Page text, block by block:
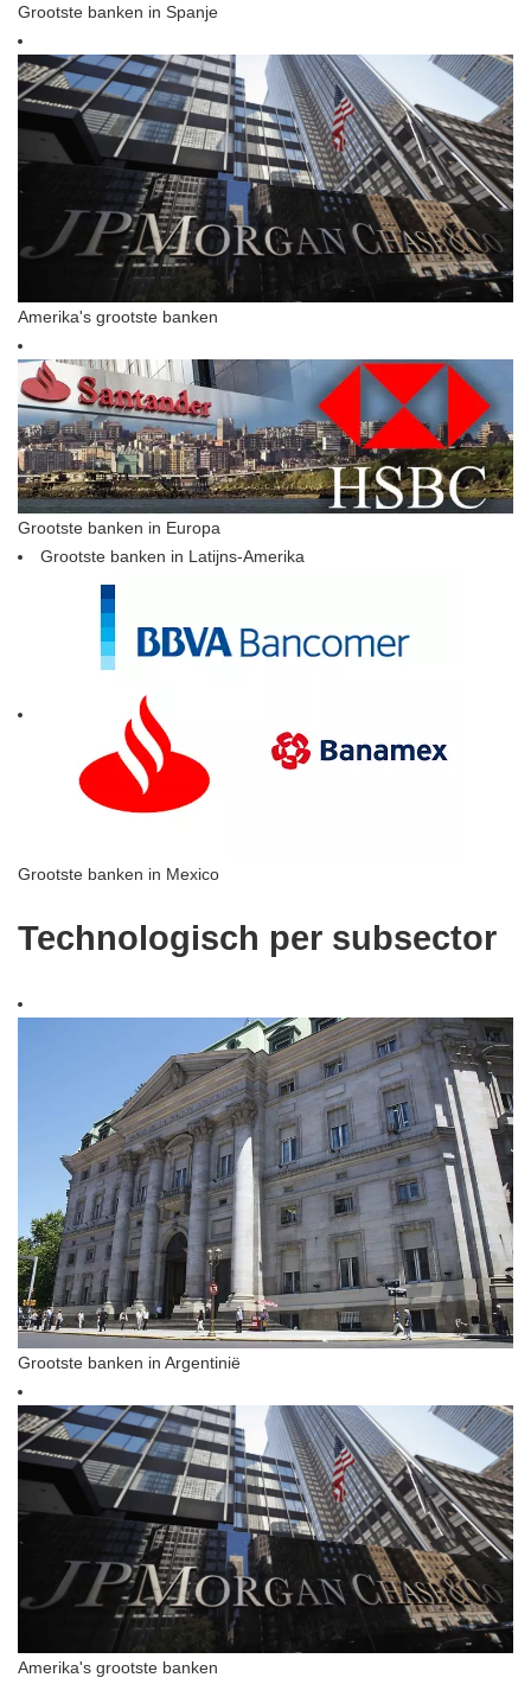
Grootste banken in Spanje
Amerika's grootste banken
Grootste banken in Europa
Grootste banken in Latijns-Amerika
Grootste banken in Mexico
Technologisch per subsector
Grootste banken in Argentinië
Amerika's grootste banken